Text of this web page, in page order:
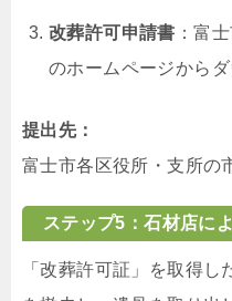
改葬許可申請書 ：富
のホームページからダ
提出先：
富士市各区役所・支所の
ステップ5：石材店に
「改葬許可証」を取得